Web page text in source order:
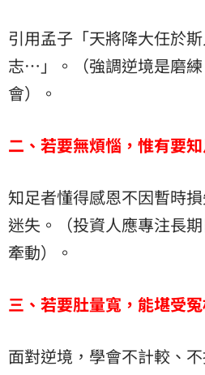
引用孟子「天將降大任於
志…」。（強調逆境是磨
會）。
二、若要無煩惱，惟有要
知足者懂得感恩不因暫時
迷失。（投資人應專注長
牽動）。
三、若要肚量寬，能堪受
面對逆境，學會不計較、